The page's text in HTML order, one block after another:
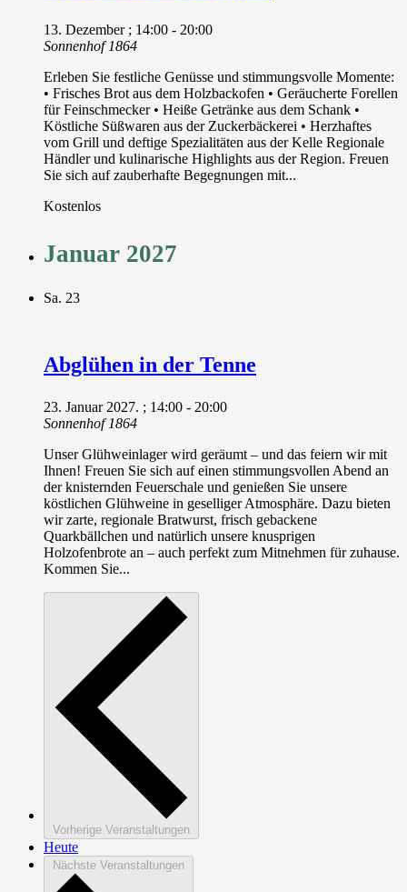
13. Dezember ; 14:00 - 20:00
Sonnenhof 1864
Erleben Sie festliche Genüsse und stimmungsvolle Momente:
• Frisches Brot aus dem Holzbackofen • Geräucherte Forellen
für Feinschmecker • Heiße Getränke aus dem Schank •
Köstliche Süßwaren aus der Zuckerbäckerei • Herzhaftes
vom Grill und deftige Spezialitäten aus der Kelle Regionale
Händler und kulinarische Highlights aus der Region. Freuen
Sie sich auf zauberhafte Begegnungen mit...
Kostenlos
Januar 2027
Sa. 23
Abglühen in der Tenne
23. Januar 2027. ; 14:00 - 20:00
Sonnenhof 1864
Unser Glühweinlager wird geräumt – und das feiern wir mit
Ihnen! Freuen Sie sich auf einen stimmungsvollen Abend an
der knisternden Feuerschale und genießen Sie unsere
köstlichen Glühweine in geselliger Atmosphäre. Dazu bieten
wir zarte, regionale Bratwurst, frisch gebackene
Quarkbällchen und natürlich unsere knusprigen
Holzofenbrote an – auch perfekt zum Mitnehmen für zuhause.
Kommen Sie...
Vorherige Veranstaltungen
Heute
Nächste Veranstaltungen